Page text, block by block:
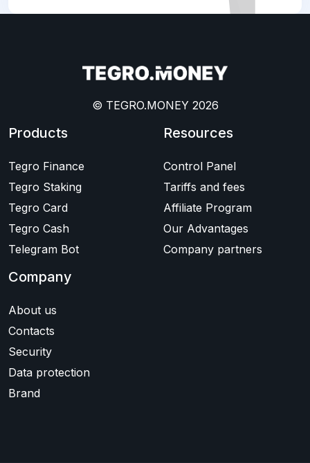
© TEGRO.MONEY 2026
Products
Tegro Finance
Tegro Staking
Tegro Card
Tegro Cash
Telegram Bot
Resources
Control Panel
Tariffs and fees
Affiliate Program
Our Advantages
Company partners
Company
About us
Contacts
Security
Data protection
Brand